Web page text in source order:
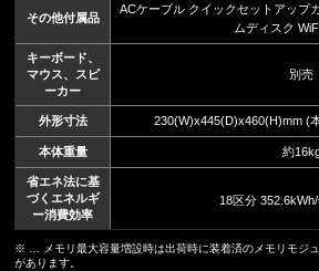
その他付属品
ACケーブル クイックセットアップ
ムディスク
キーボード、
マウス、スピ
ーカー
別売
外形寸法 230(W)x445(D)x460(H)mm (
本体重量 約
省エネ法に基
づくエネルギ
ー消費効率
18区分
※ … メモリ最大容量増設時は出荷時に装着済のメモリモジ
があります。